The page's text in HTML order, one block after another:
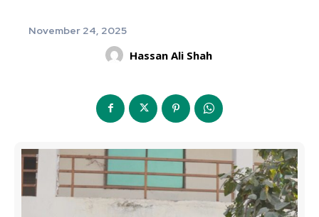
November 24, 2025
Hassan Ali Shah